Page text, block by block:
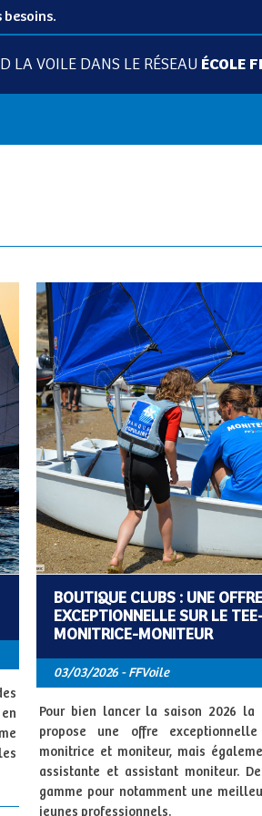
LA VOILE DANS LE RÉSEAU ÉCOLE
BOUTIQUE CLUBS : UNE OFFRE
EXCEPTIONNELLE SUR LE
MONITRICE-MONITEUR
03/03/2026 - FFVoile
Pour bien lancer la saison 2026 la
propose une offre
monitrice et moniteur, mais
assistante et assistant moniteur.
gamme pour notamment une
jeunes professionnels.